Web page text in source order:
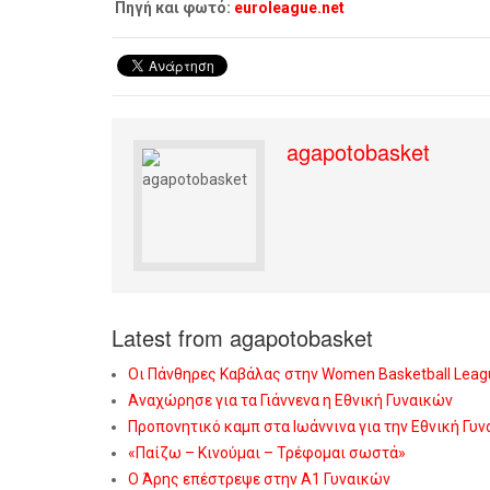
Πηγή και φωτό: euroleague.net
agapotobasket
Latest from agapotobasket
Οι Πάνθηρες Καβάλας στην Women Basketball
Αναχώρησε για τα Γιάννενα η Εθνική Γυναικών
Προπονητικό καμπ στα Ιωάννινα για την Εθνική
«Παίζω – Κινούμαι – Τρέφομαι σωστά»
Ο Άρης επέστρεψε στην Α1 Γυναικών